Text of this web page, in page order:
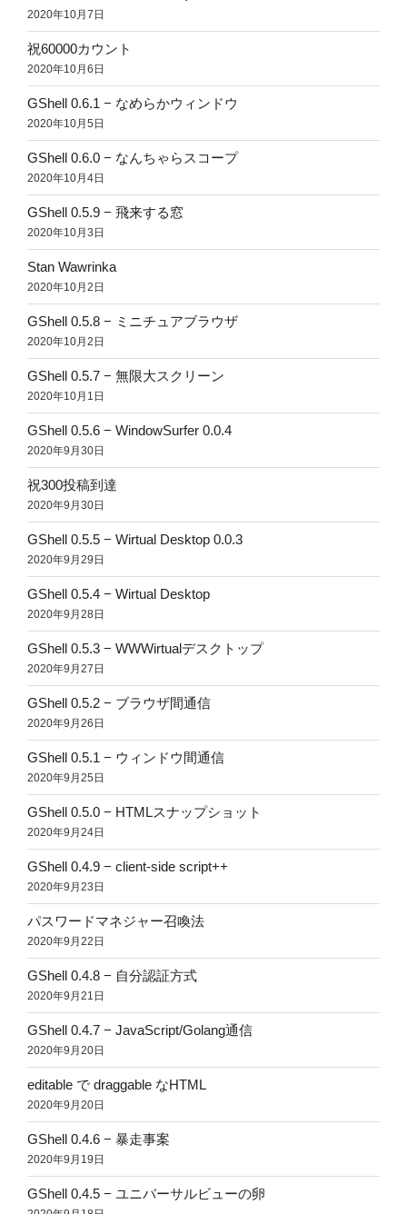
2020年10月7日
祝60000カウント
2020年10月6日
GShell 0.6.1 − なめらかウィンドウ
2020年10月5日
GShell 0.6.0 − なんちゃらスコープ
2020年10月4日
GShell 0.5.9 − 飛来する窓
2020年10月3日
Stan Wawrinka
2020年10月2日
GShell 0.5.8 − ミニチュアブラウザ
2020年10月2日
GShell 0.5.7 − 無限大スクリーン
2020年10月1日
GShell 0.5.6 − WindowSurfer 0.0.4
2020年9月30日
祝300投稿到達
2020年9月30日
GShell 0.5.5 − Wirtual Desktop 0.0.3
2020年9月29日
GShell 0.5.4 − Wirtual Desktop
2020年9月28日
GShell 0.5.3 − WWWirtualデスクトップ
2020年9月27日
GShell 0.5.2 − ブラウザ間通信
2020年9月26日
GShell 0.5.1 − ウィンドウ間通信
2020年9月25日
GShell 0.5.0 − HTMLスナップショット
2020年9月24日
GShell 0.4.9 − client-side script++
2020年9月23日
パスワードマネジャー召喚法
2020年9月22日
GShell 0.4.8 − 自分認証方式
2020年9月21日
GShell 0.4.7 − JavaScript/Golang通信
2020年9月20日
editable で draggable なHTML
2020年9月20日
GShell 0.4.6 − 暴走事案
2020年9月19日
GShell 0.4.5 − ユニバーサルビューの卵